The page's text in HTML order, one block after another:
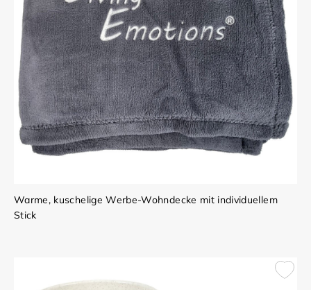
Warme, kuschelige Werbe-Wohndecke mit individuellem
Stick